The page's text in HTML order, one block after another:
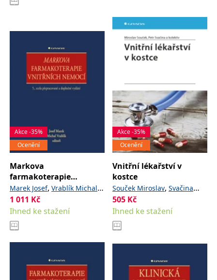
Akce -35%
Ocenění
Markova
farmakoterapie
vnitřních nemocí
Marek Josef, Vrablík Michal,
a kolektiv
1 011 Kč
Ihned ke stažení
Akce -35%
Ocenění
Vnitřní lékařství v
kostce
Souček Miroslav, Svačina
Petr ,a kolektiv
505 Kč
Ihned ke stažení